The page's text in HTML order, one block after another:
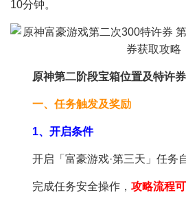
10分钟。
原神第二阶段宝箱位置及特许
一、任务触发及奖励
1、开启条件
开启「富豪游戏·第三天」任务
完成任务安全操作， 攻略流程